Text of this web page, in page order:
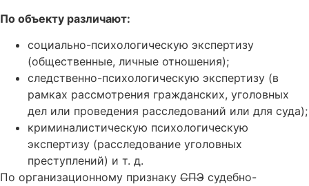
По объекту различают:
социально-психологическую экспертизу
(общественные, личные отношения);
следственно-психологическую экспертизу (в
рамках рассмотрения гражданских, уголовных
дел или проведения расследований или для суда);
криминалистическую психологическую
экспертизу (расследование уголовных
преступлений) и т. д.
По организационному признаку СПЭ судебно-